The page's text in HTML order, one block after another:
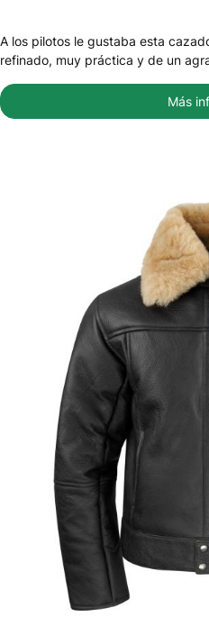
A los pilotos le gustaba esta
refinado, muy práctica y de un
Más